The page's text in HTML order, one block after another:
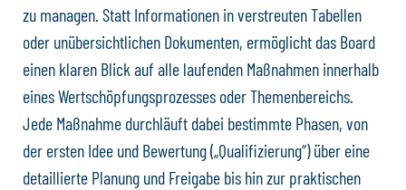
zu managen. Statt Informationen in verstreuten Tabellen
oder unübersichtlichen Dokumenten, ermöglicht das Board
einen klaren Blick auf alle laufenden Maßnahmen innerhalb
eines Wertschöpfungsprozesses oder Themenbereichs.
Jede Maßnahme durchläuft dabei bestimmte Phasen, von
der ersten Idee und Bewertung („Qualifizierung“) über eine
detaillierte Planung und Freigabe bis hin zur praktischen